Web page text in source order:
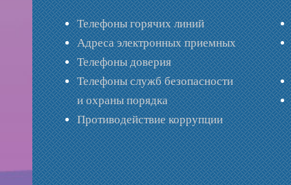
Телефоны горячих линий
Адреса электронных приемных
Телефоны доверия
Телефоны служб безопасности
и охраны порядка
Противодействие коррупции